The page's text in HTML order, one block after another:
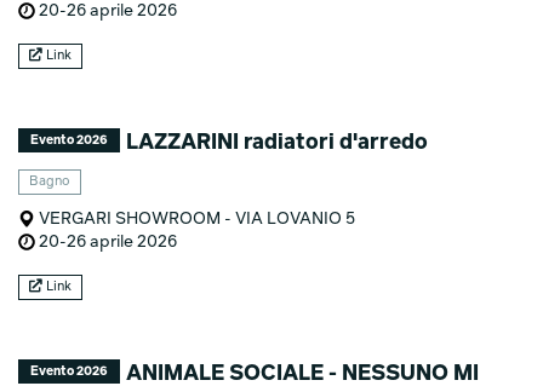
20-26 aprile 2026
Link
Evento 2026 LAZZARINI radiatori d'arredo
Bagno
VERGARI SHOWROOM - VIA LOVANIO 5
20-26 aprile 2026
Link
Evento 2026
ANIMALE SOCIALE - NESSUNO MI